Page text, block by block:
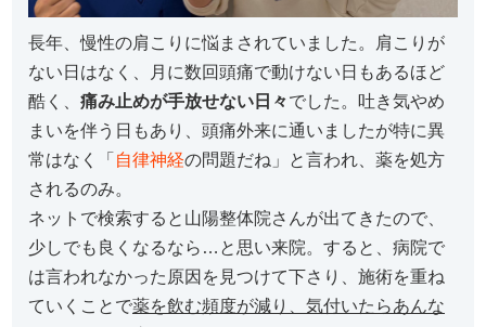
長年、慢性の肩こりに悩まされていました。肩こりが
ない日はなく、月に数回頭痛で動けない日もあるほど
酷く、 痛み止めが手放せない日々でした。吐き気やめ
まいを伴う日もあり、頭痛外来に通いましたが特に異
常はなく「 自律神経の問題だね」と言われ、薬を処方
されるのみ。
ネットで検索すると山陽整体院さんが出てきたので、
少しでも良くなるなら…と思い来院。すると、病院で
は言われなかった原因を見つけて下さり、施術を重ね
ていくことで薬を飲む頻度が減り、気付いたらあんな